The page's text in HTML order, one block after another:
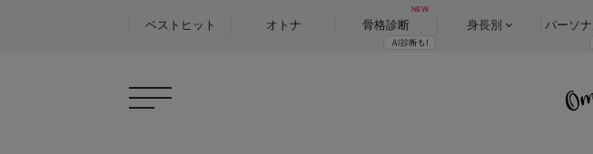
ベストヒット オトナ 骨格診断 身長別 パーソ